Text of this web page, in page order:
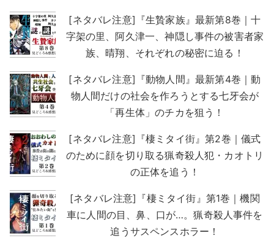
[ネタバレ注意]『生贄家族』最新第8巻｜十
字架の里、阿久津一、神隠し事件の被害者家
族、晴翔、それぞれの秘密に迫る！
[ネタバレ注意]『動物人間』最新第4巻｜動
物人間だけの社会を作ろうとする七牙会が
「再生体」のチカを狙う！
[ネタバレ注意]『棲ミタイ街』第2巻｜儀式
のために顔を切り取る猟奇殺人犯・カオトリ
の正体を追う！
[ネタバレ注意]『棲ミタイ街』第1巻｜機関
車に人間の目、鼻、口が…。猟奇殺人事件を
追うサスペンスホラー！